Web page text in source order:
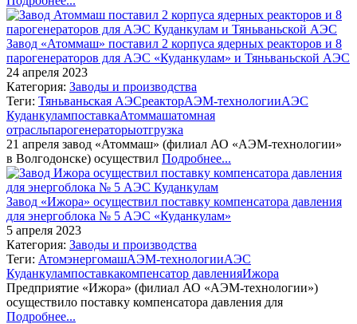
Завод «Атоммаш» поставил 2 корпуса ядерных реакторов и 8
парогенераторов для АЭС «Куданкулам» и Тяньваньской АЭС
24 апреля 2023
Категория: Заводы и производства
Теги: Тяньваньская АЭСреакторАЭМ-технологииАЭС
КуданкулампоставкаАтоммашатомная
отрасльпарогенераторыотгрузка
21 апреля завод «Атоммаш» (филиал АО «АЭМ-технологии»
в Волгодонске) осуществил Подробнее...
Завод «Ижора» осуществил поставку компенсатора давления
для энергоблока № 5 АЭС «Куданкулам»
5 апреля 2023
Категория: Заводы и производства
Теги: АтомэнергомашАЭМ-технологииАЭС
Куданкулампоставкакомпенсатор давленияИжора
Предприятие «Ижора» (филиал АО «АЭМ-технологии»)
осуществило поставку компенсатора давления для
Подробнее...